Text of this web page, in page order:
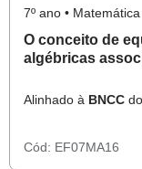
7º ano • Matemática
O conceito de
algébricas
Alinhado à BNCC
Cód: EF07MA16